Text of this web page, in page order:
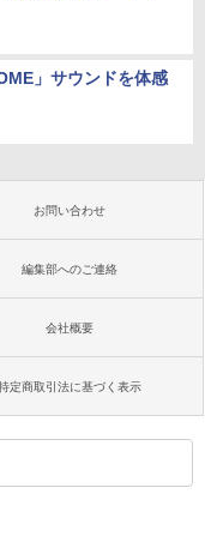
」サウンドを体感
お問い合わせ
編集部へのご連絡
会社概要
定商取引法に基づく表示